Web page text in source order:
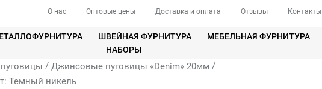
О нас Оптовые цены Доставка и оплата Отзывы Контакты
ШВЕЙНАЯ ФУРНИТУРА МЕБЕЛЬНАЯ ФУРНИТУРА
НАБОРЫ
/ Джинсовые пуговицы «Denim» 20мм /
Темный никель